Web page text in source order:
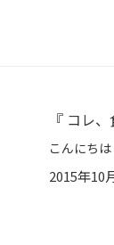
『 コレ
2015年10